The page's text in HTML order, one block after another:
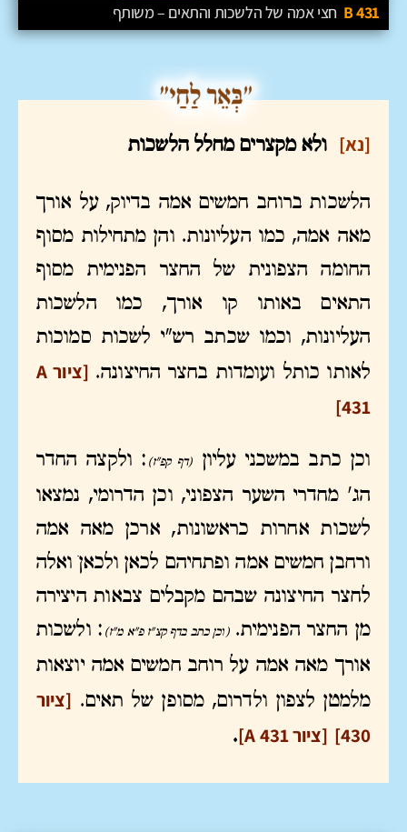
431 B חצי אמה של הלשכות והתאים – משותף
[נא] ולא מקצרים מחלל הלשכות
הלשכות ברוחב חמשים אמה בדיוק, על אורך
מאה אמה, כמו העליונות. והן מתחילות מסוף
החומה הצפונית של החצר הפנימית מסוף
התאים באותו קו אורך, כמו הלשכות
העליונות, וכמו שכתב רש"י לשכות סמוכות
לאותו כותל ועומדות בחצר החיצונה.
[ציור A
431]
וכן כתב במשכני עליון (דף קפ"ז) : ולקצה החדר
הג' מחדרי השער הצפוני, וכן הדרומי, נמצאו
לשכות אחרות כראשונות, ארכן מאה אמה
ורחבן חמשים אמה ופתחיהם לכאן ולכאן… ואלה
לחצר החיצונה שבהם מקבלים צבאות היצירה
מן החצר הפנימית.(וכן כתב בדף קצ"ז פ"א מ"ז) : ולשכות
אורך מאה אמה על רוחב חמשים אמה יוצאות
מלמטן לצפון ולדרום, מסופן של תאים. [ציור
430] [ציור A 431] .